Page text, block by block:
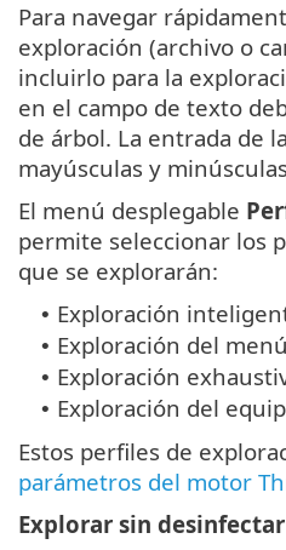
Para navegar
exploración (archivo o
incluirlo para la
en el campo de texto
de árbol. La entrada de
mayúsculas y
El menú desplegable
permite seleccionar los
que se explorarán:
• Exploración
• Exploración del
• Exploración
• Exploración del
Estos perfiles de
parámetros del motor
Explorar sin desinfectar